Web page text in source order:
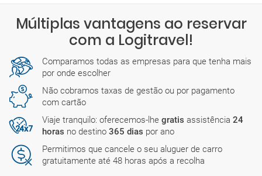
Múltiplas vantagens ao reservar
com a Logitravel!
Comparamos todas as empresas para que tenha mais
por onde escolher
Não cobramos taxas de gestão ou por pagamento
com cartão
Viaje tranquilo: oferecemos-lhe gratis assistência 24
horas no destino 365 dias por ano
Permitimos que cancele o seu aluguer de carro
gratuitamente até 48 horas após a recolha